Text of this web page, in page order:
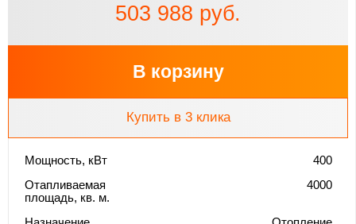
503 988 руб.
В корзину
Купить в 3 клика
Мощность, кВт
400
Отапливаемая
площадь, кв. м.
4000